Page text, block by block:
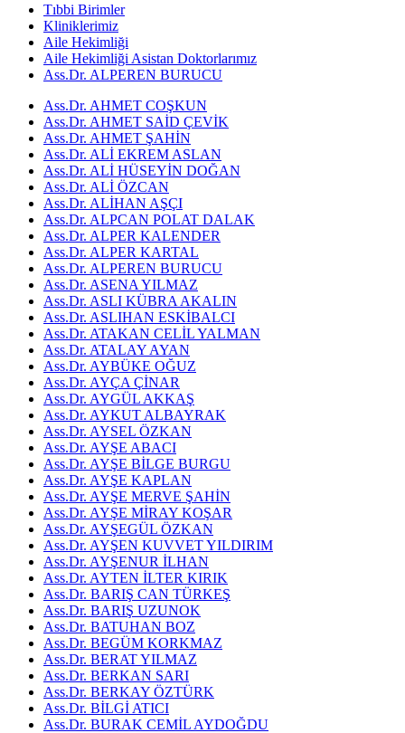
Tıbbi Birimler
Kliniklerimiz
Aile Hekimliği
Aile Hekimliği Asistan Doktorlarımız
Ass.Dr. ALPEREN BURUCU
Ass.Dr. AHMET COŞKUN
Ass.Dr. AHMET SAİD ÇEVİK
Ass.Dr. AHMET ŞAHİN
Ass.Dr. ALİ EKREM ASLAN
Ass.Dr. ALİ HÜSEYİN DOĞAN
Ass.Dr. ALİ ÖZCAN
Ass.Dr. ALİHAN AŞÇI
Ass.Dr. ALPCAN POLAT DALAK
Ass.Dr. ALPER KALENDER
Ass.Dr. ALPER KARTAL
Ass.Dr. ALPEREN BURUCU
Ass.Dr. ASENA YILMAZ
Ass.Dr. ASLI KÜBRA AKALIN
Ass.Dr. ASLIHAN ESKİBALCI
Ass.Dr. ATAKAN CELİL YALMAN
Ass.Dr. ATALAY AYAN
Ass.Dr. AYBÜKE OĞUZ
Ass.Dr. AYÇA ÇİNAR
Ass.Dr. AYGÜL AKKAŞ
Ass.Dr. AYKUT ALBAYRAK
Ass.Dr. AYSEL ÖZKAN
Ass.Dr. AYŞE ABACI
Ass.Dr. AYŞE BİLGE BURGU
Ass.Dr. AYŞE KAPLAN
Ass.Dr. AYŞE MERVE ŞAHİN
Ass.Dr. AYŞE MİRAY KOŞAR
Ass.Dr. AYŞEGÜL ÖZKAN
Ass.Dr. AYŞEN KUVVET YILDIRIM
Ass.Dr. AYŞENUR İLHAN
Ass.Dr. AYTEN İLTER KIRIK
Ass.Dr. BARIŞ CAN TÜRKEŞ
Ass.Dr. BARIŞ UZUNOK
Ass.Dr. BATUHAN BOZ
Ass.Dr. BEGÜM KORKMAZ
Ass.Dr. BERAT YILMAZ
Ass.Dr. BERKAN SARI
Ass.Dr. BERKAY ÖZTÜRK
Ass.Dr. BİLGİ ATICI
Ass.Dr. BURAK CEMİL AYDOĞDU